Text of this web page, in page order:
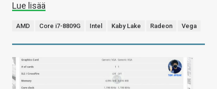
Lue lisää
AMD Core i7-8809G Intel Kaby Lake Radeon Vega